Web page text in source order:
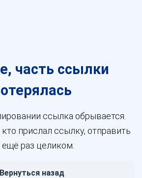
часть ссылки
ссылка обрывается.
прислал ссылку, отправить
ещё раз целиком.
Вернуться назад